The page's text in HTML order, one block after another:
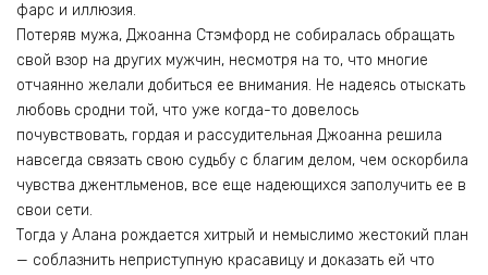
фарс и иллюзия.
Потеряв мужа, Джоанна Стэмфорд не собиралась обращать
свой взор на других мужчин, несмотря на то, что многие
отчаянно желали добиться ее внимания. Не надеясь отыскать
любовь сродни той, что уже когда-то довелось
почувствовать, гордая и рассудительная Джоанна решила
навсегда связать свою судьбу с благим делом, чем оскорбила
чувства джентльменов, все еще надеющихся заполучить ее в
свои сети.
Тогда у Алана рождается хитрый и немыслимо жестокий план
— соблазнить неприступную красавицу и доказать ей что